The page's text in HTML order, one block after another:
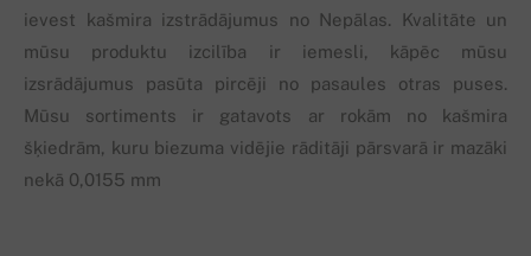
ievest kašmira izstrādājumus no Nepālas. Kvalitāte un
mūsu produktu izcilība ir iemesli, kāpēc mūsu
izsrādājumus pasūta pircēji no pasaules otras puses.
Mūsu sortiments ir gatavots ar rokām no kašmira
šķiedrām, kuru biezuma vidējie rāditāji pārsvarā ir mazāki
nekā 0,0155 mm